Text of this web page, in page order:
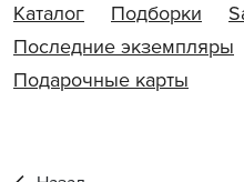
Каталог
Подборки
Последние экземпляры
Подарочные карты